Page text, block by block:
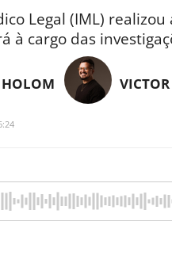
Legal (IML)
à cargo das
HOLOM